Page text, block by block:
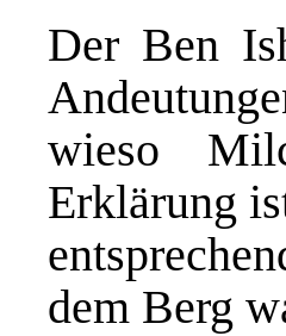
Der Ben
wieso
Erklärung
dem Berg